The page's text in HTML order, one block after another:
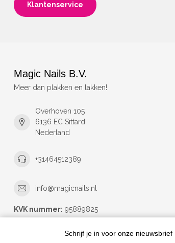
Klantenservice
Magic Nails B.V.
Meer dan plakken en lakken!
Overhoven 105
6136 EC Sittard
Nederland
+31464512389
info@magicnails.nl
KVK nummer: 95889825
Schrijf je in voor onze nieuwsbrief